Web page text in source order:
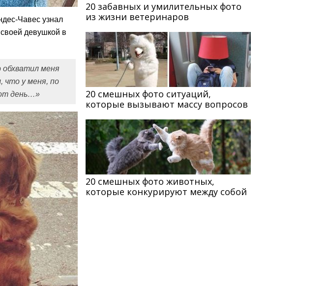
Чавес узнал
девушкой в
меня
что у меня, по
день…»
20 забавных и умилительных фото
из жизни ветеринаров
20 смешных фото ситуаций,
которые вызывают массу вопросов
20 смешных фото животных,
которые конкурируют между собой